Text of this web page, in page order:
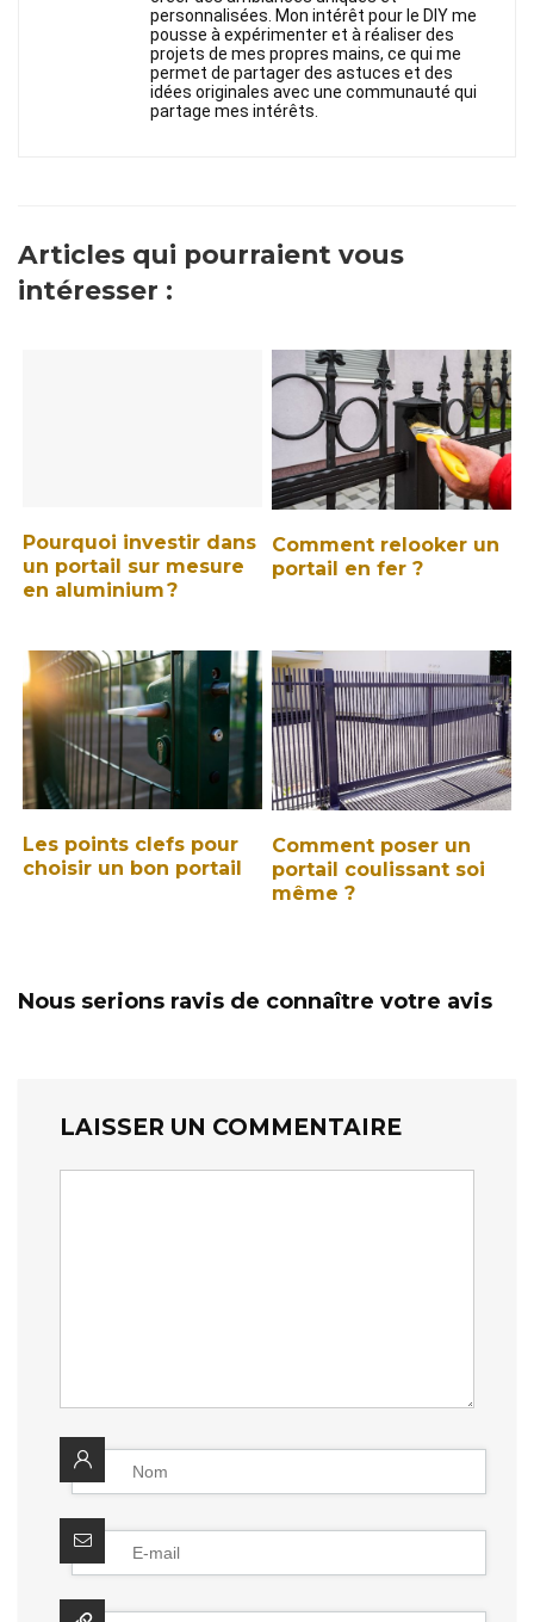
personnalisées. Mon intérêt pour le DIY me
pousse à expérimenter et à réaliser des
projets de mes propres mains, ce qui me
permet de partager des astuces et des
idées originales avec une communauté qui
partage mes intérêts.
Articles qui pourraient vous
intéresser :
Pourquoi investir dans
un portail sur mesure
en aluminium ?
Comment relooker un
portail en fer ?
Les points clefs pour
choisir un bon portail
Comment poser un
portail coulissant soi
même ?
Nous serions ravis de connaître votre avis
LAISSER UN COMMENTAIRE